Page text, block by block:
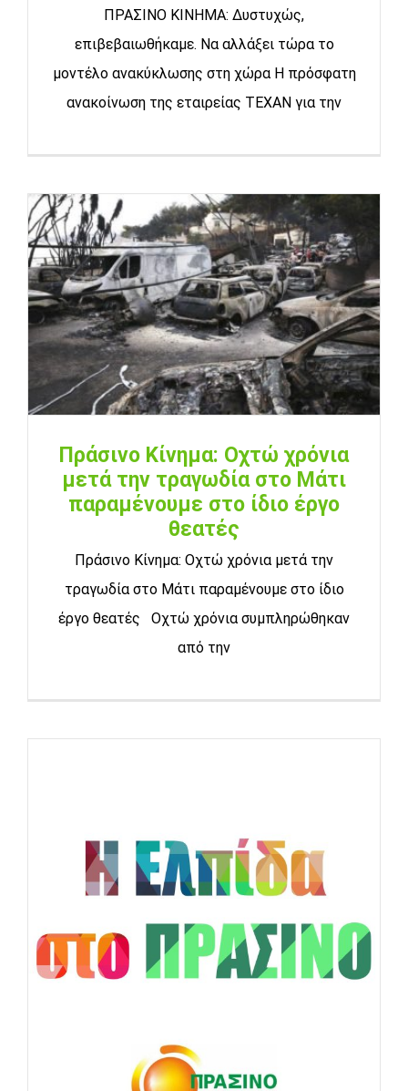
ΠΡΑΣΙΝΟ ΚΙΝΗΜΑ: Δυστυχώς,
επιβεβαιωθήκαμε. Να αλλάξει τώρα το
μοντέλο ανακύκλωσης στη χώρα Η πρόσφατη
ανακοίνωση της εταιρείας TEXAN για την
Πράσινο Κίνημα: Οχτώ χρόνια
μετά την τραγωδία στο Μάτι
παραμένουμε στο ίδιο έργο
θεατές
Πράσινο Κίνημα: Οχτώ χρόνια μετά την
τραγωδία στο Μάτι παραμένουμε στο ίδιο
έργο θεατές Οχτώ χρόνια συμπληρώθηκαν
από την